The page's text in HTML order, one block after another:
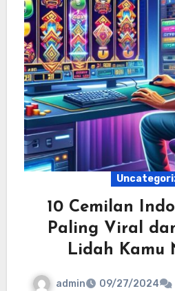
10 Cemilan
Paling Viral
Lidah Kamu
admin 09/27/2024